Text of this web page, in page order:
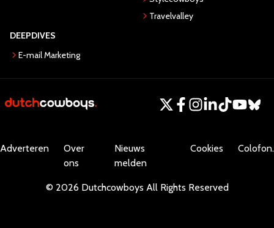
Travelvalley
DEEPDIVES
E-mail Marketing
Adverteren
Over
ons
Nieuws
melden
Cookies Colofon.
© 2026 Dutchcowboys All Rights Reserved